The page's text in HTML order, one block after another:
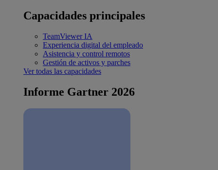
Capacidades principales
TeamViewer IA
Experiencia digital del empleado
Asistencia y control remotos
Gestión de activos y parches
Ver todas las capacidades
Informe Gartner 2026